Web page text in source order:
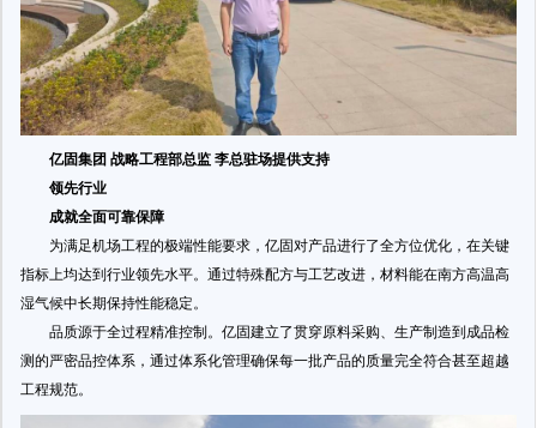
亿固集团 战略工程部总监 李总驻场提供支持
领先行业
成就全面可靠保障
为满足机场工程的极端性能要求，亿固对产品进行了全方位优化，在关键
指标上均达到行业领先水平。通过特殊配方与工艺改进，材料能在南方高温高
湿气候中长期保持性能稳定。
品质源于全过程精准控制。亿固建立了贯穿原料采购、生产制造到成品检
测的严密品控体系，通过体系化管理确保每一批产品的质量完全符合甚至超越
工程规范。